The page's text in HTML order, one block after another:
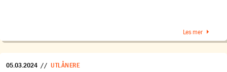
Les mer
05.03.2024 // UTLÅNERE